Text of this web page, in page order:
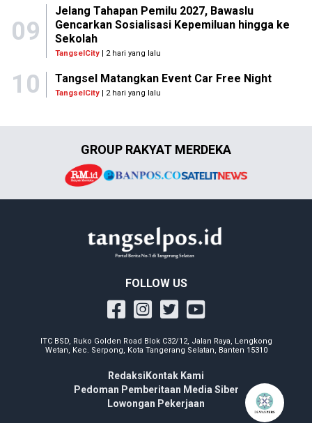
09
Jelang Tahapan Pemilu 2027, Bawaslu
Gencarkan Sosialisasi Kepemiluan hingga ke
Sekolah
TangselCity| 2 hari yang lalu
10 Tangsel Matangkan Event Car Free Night
TangselCity | 2 hari yang lalu
GROUP RAKYAT MERDEKA
FOLLOW US
ITC BSD, Ruko Golden Road Blok C32/12, Jalan Raya, Lengkong
Wetan, Kec. Serpong, Kota Tangerang Selatan, Banten 15310
Redaksi Kontak Kami
Pedoman Pemberitaan Media Siber
Lowongan Pekerjaan